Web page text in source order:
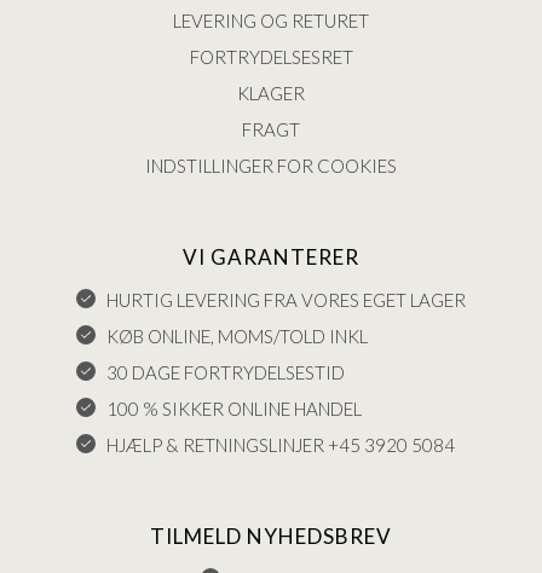
LEVERING OG RETURET
FORTRYDELSESRET
KLAGER
FRAGT
INDSTILLINGER FOR COOKIES
VI GARANTERER
HURTIG LEVERING FRA VORES EGET LAGER
KØB ONLINE, MOMS/TOLD INKL
30 DAGE FORTRYDELSESTID
100 % SIKKER ONLINE HANDEL
HJÆLP & RETNINGSLINJER +45 3920 5084
TILMELD NYHEDSBREV